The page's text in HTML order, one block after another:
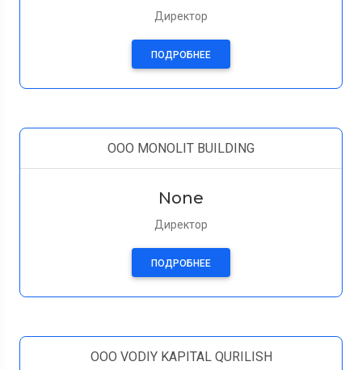
Директор
ПОДРОБНЕЕ
OOO MONOLIT BUILDING
None
Директор
ПОДРОБНЕЕ
OOO VODIY KAPITAL QURILISH